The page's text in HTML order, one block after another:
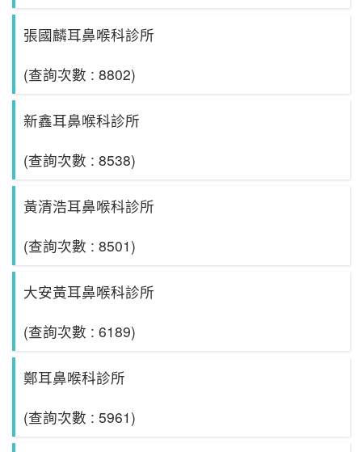
張國麟耳鼻喉科診所
(查詢次數 : 8802)
新鑫耳鼻喉科診所
(查詢次數 : 8538)
黃清浩耳鼻喉科診所
(查詢次數 : 8501)
大安黃耳鼻喉科診所
(查詢次數 : 6189)
鄭耳鼻喉科診所
(查詢次數 : 5961)